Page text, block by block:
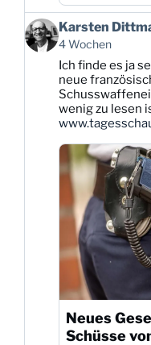
Beitrag
von
Karsten
Dittmann
Bluesky
ansehen
Karsten
4 Wochen
Ich finde es ja
neue
wenig zu lesen
Neues
Schüsse